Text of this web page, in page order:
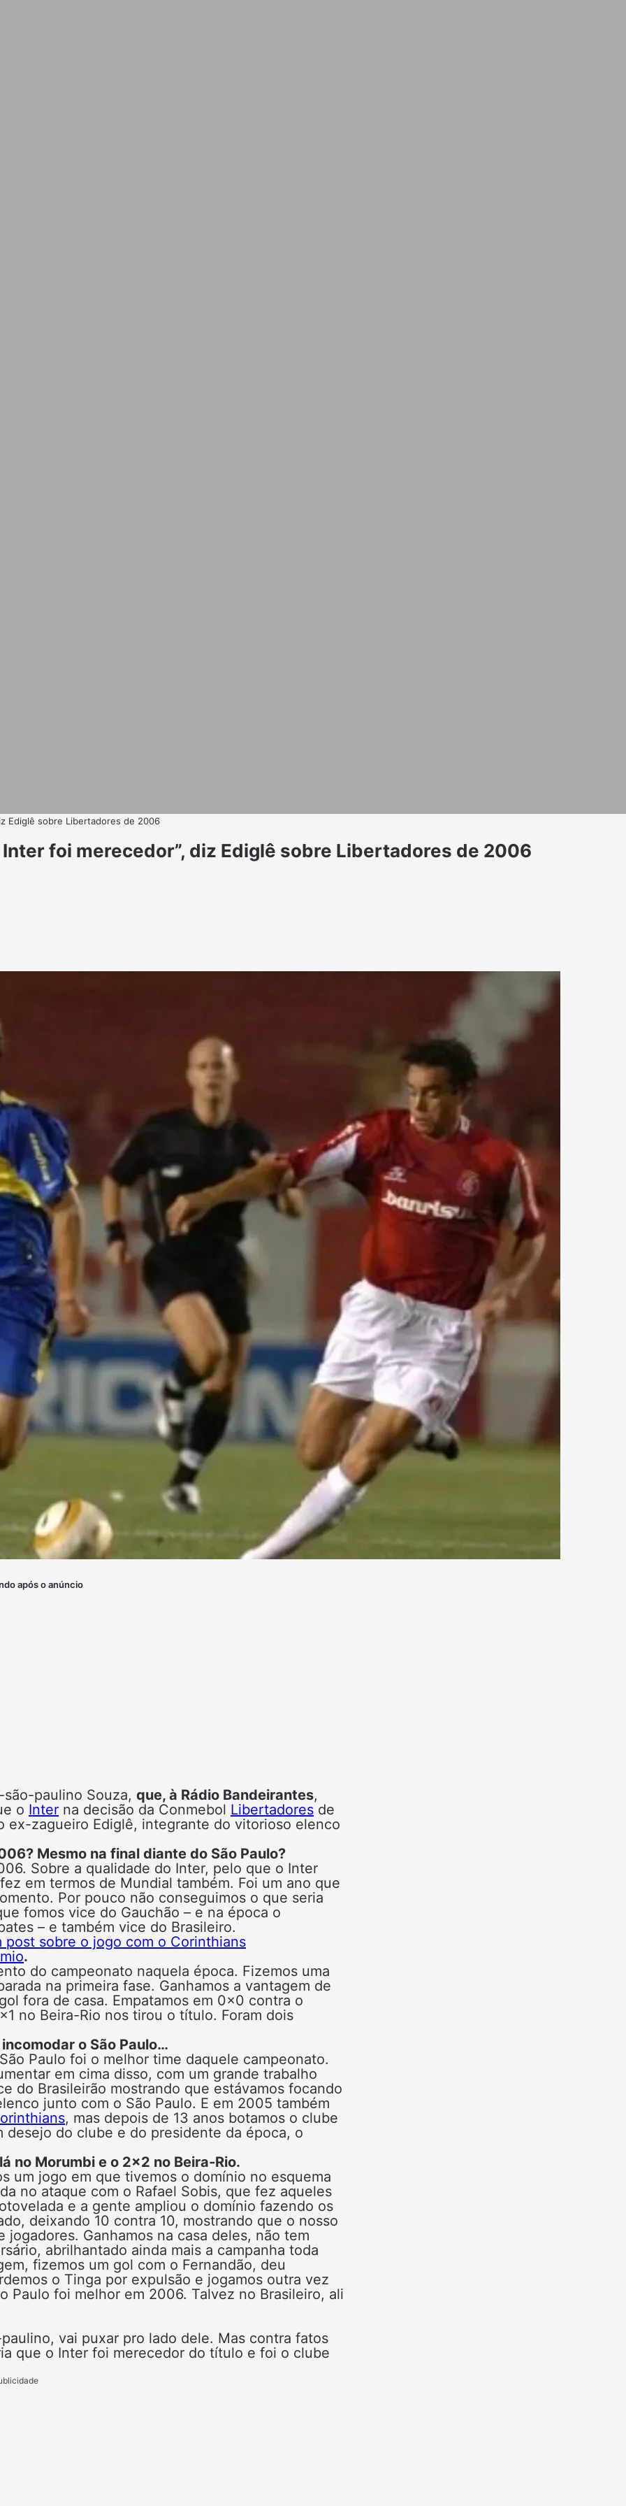
Ediglê sobre Libertadores de 2006
Inter foi merecedor”, diz Ediglê sobre Libertadores de 2006
após o anúncio
paulino Souza, que, à Rádio Bandeirantes,
o Inter na decisão da Conmebol Libertadores de
ex-zagueiro Ediglê, integrante do vitorioso elenco
Mesmo na final diante do São Paulo?
Sobre a qualidade do Inter, pelo que o Inter
em termos de Mundial também. Foi um ano que
Por pouco não conseguimos o que seria
fomos vice do Gauchão – e na época o
– e também vice do Brasileiro.
post sobre o jogo com o Corinthians
.
do campeonato naquela época. Fizemos uma
na primeira fase. Ganhamos a vantagem de
fora de casa. Empatamos em 0x0 contra o
no Beira-Rio nos tirou o título. Foram dois
o São Paulo…
Paulo foi o melhor time daquele campeonato.
em cima disso, com um grande trabalho
do Brasileirão mostrando que estávamos focando
junto com o São Paulo. E em 2005 também
, mas depois de 13 anos botamos o clube
do clube e do presidente da época, o
no Morumbi e o 2×2 no Beira-Rio.
um jogo em que tivemos o domínio no esquema
no ataque com o Rafael Sobis, que fez aqueles
e a gente ampliou o domínio fazendo os
deixando 10 contra 10, mostrando que o nosso
Ganhamos na casa deles, não tem
abrilhantado ainda mais a campanha toda
fizemos um gol com o Fernandão, deu
o Tinga por expulsão e jogamos outra vez
Paulo foi melhor em 2006. Talvez no Brasileiro, ali
vai puxar pro lado dele. Mas contra fatos
que o Inter foi merecedor do título e foi o clube